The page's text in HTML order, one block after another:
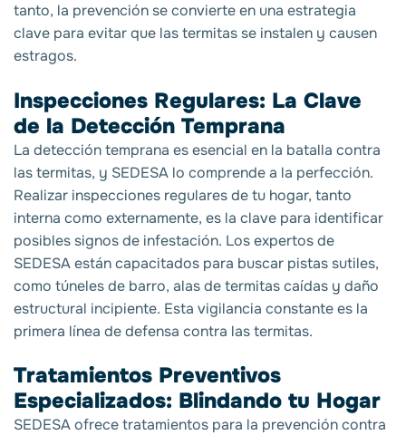
tanto, la prevención se convierte en una estrategia
clave para evitar que las termitas se instalen y causen
estragos.
Inspecciones Regulares: La Clave
de la Detección Temprana
La detección temprana es esencial en la batalla contra
las termitas, y SEDESA lo comprende a la perfección.
Realizar inspecciones regulares de tu hogar, tanto
interna como externamente, es la clave para identificar
posibles signos de infestación. Los expertos de
SEDESA están capacitados para buscar pistas sutiles,
como túneles de barro, alas de termitas caídas y daño
estructural incipiente. Esta vigilancia constante es la
primera línea de defensa contra las termitas.
Tratamientos Preventivos
Especializados: Blindando tu Hogar
SEDESA ofrece tratamientos para la prevención contra